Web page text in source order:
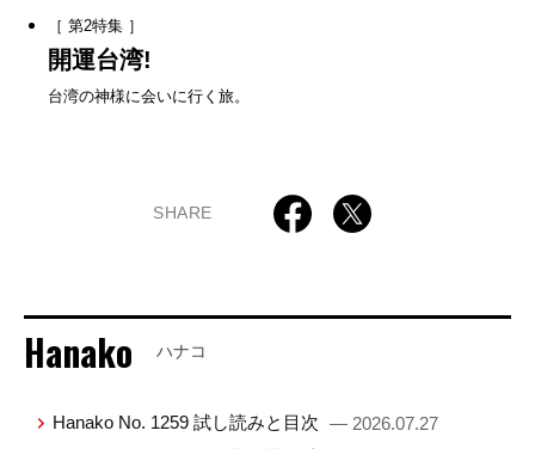
［ 第2特集 ］
開運台湾!
台湾の神様に会いに行く旅。
SHARE
Hanako ハナコ
Hanako No. 1259 試し読みと目次 — 2026.07.27